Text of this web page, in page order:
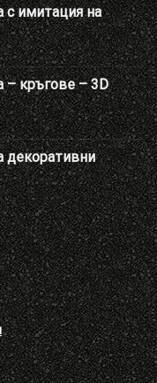
с имитация на
– кръгове – 3D
декоративни